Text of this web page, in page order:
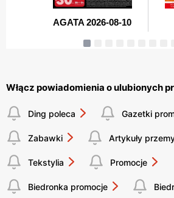
Włącz powiadomienia o ulubionych
Ding poleca Gazetki
Zabawki Artykuły
Tekstylia Promocje
Biedronka promocje